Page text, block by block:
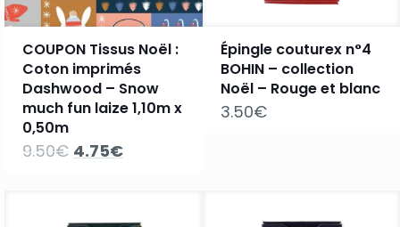
COUPON Tissus Noël :
Coton imprimés
Dashwood – Snow
much fun laize 1,10m x
0,50m
9.50€ Le
9.50€.
4.75€Le
4.75€.
Épingle couturex n°4
BOHIN – collection
Noël – Rouge et blanc
3.50€